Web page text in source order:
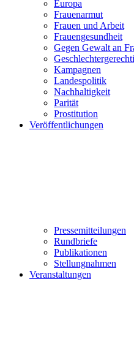
Europa
Frauenarmut
Frauen und Arbeit
Frauengesundheit
Gegen Gewalt an
Kampagnen
Landespolitik
Nachhaltigkeit
Parität
Prostitution
Veröffentlichungen
Pressemitteilungen
Rundbriefe
Publikationen
Stellungnahmen
Veranstaltungen